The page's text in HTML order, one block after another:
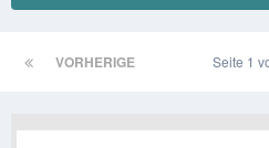
VORHERIGE Seite 1